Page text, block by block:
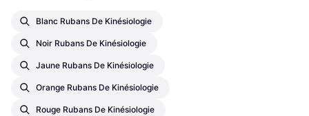
Blanc Rubans De Kinésiologie
Noir Rubans De Kinésiologie
Jaune Rubans De Kinésiologie
Orange Rubans De Kinésiologie
Rouge Rubans De Kinésiologie